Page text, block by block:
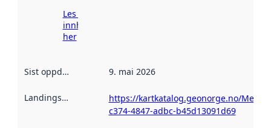
Les meir om
innhenting
her
Sist oppdatert 9. mai 2026
Landingsside
https://kartkatalog.geonorge.no/
c374-4847-adbc-b45d13091d69